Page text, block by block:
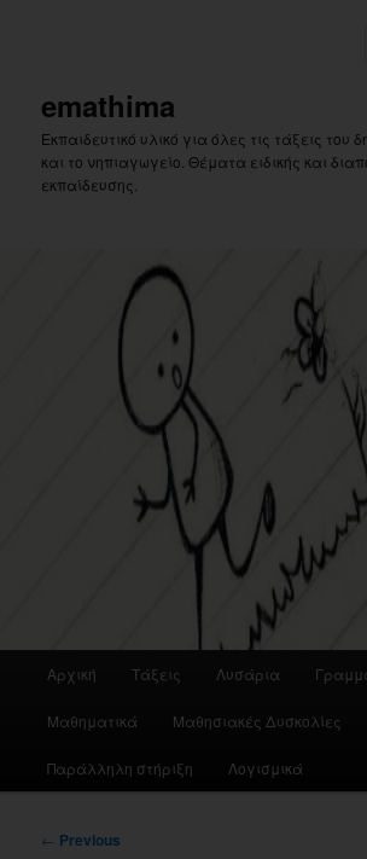
emathima
Εκπαιδευτικό υλικό για όλες τις τάξεις του
και το νηπιαγωγείο. Θέματα ειδικής και
εκπαίδευσης.
Αρχική Τάξεις Λυσάρια
Μαθηματικά Μαθησιακές Δυσκολίες
Παράλληλη στήριξη Λογισμικά
Post
← Previous